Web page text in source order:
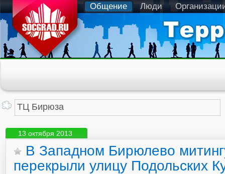
Общение Люди
13 октября 2013
В Западном Бирюлево
перекрыли улицу Подольских